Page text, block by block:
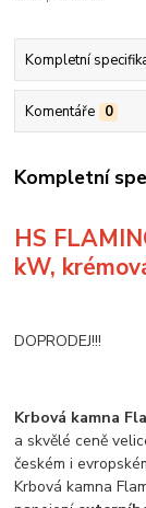
Kompletní
Komentáře 0
Kompletní
HS
kW,
DOPRODEJ!!!
Krbová kamna
a skvělé ceně
českém i
Krbová kamna